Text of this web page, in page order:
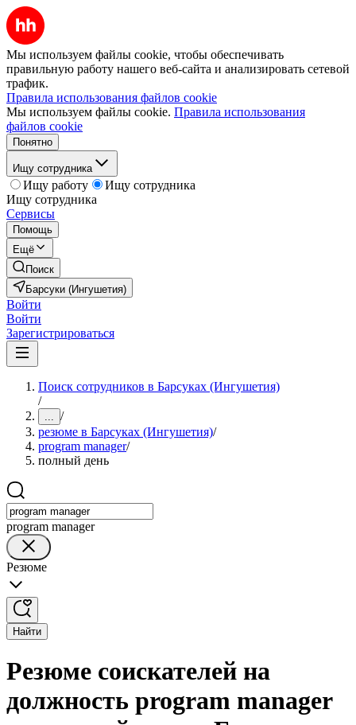
Мы используем файлы cookie, чтобы обеспечивать
правильную работу нашего веб-сайта и анализировать сетевой
трафик.
Правила использования файлов cookie
Мы используем файлы cookie. Правила использования
файлов cookie
Понятно
Ищу сотрудника
Ищу работу
Ищу сотрудника
Ищу сотрудника
Сервисы
Помощь
Ещё
Поиск
Барсуки (Ингушетия)
Войти
Войти
Зарегистрироваться
Поиск сотрудников в Барсуках (Ингушетия)
/
... /
резюме в Барсуках (Ингушетия)/
program manager/
полный день
program manager
Резюме
Найти
Резюме соискателей на
должность program manager